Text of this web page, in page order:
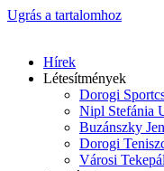
Ugrás a tartalomhoz
Hírek
Létesítmények
Dorogi
Nipl Stefánia
Buzánszky
Dorogi
Városi